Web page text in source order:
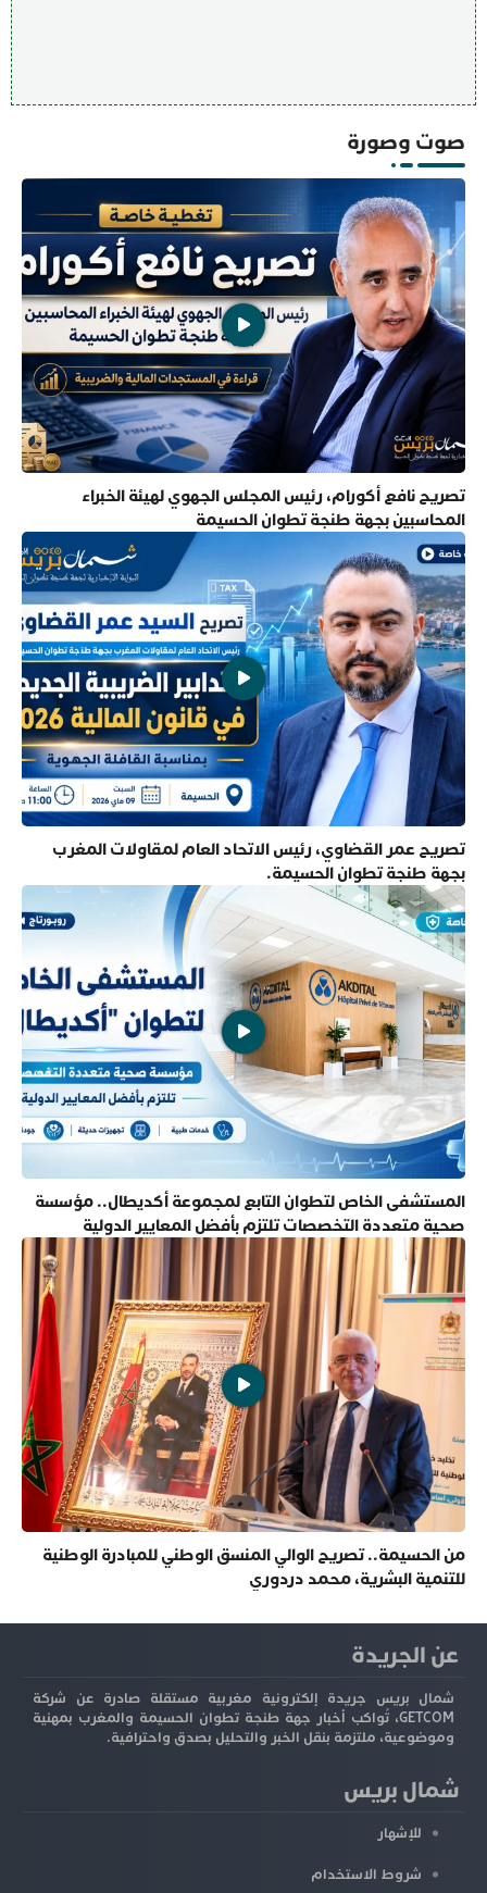
صوت وصورة
تصريح نافع أكورام، رئيس المجلس الجهوي لهيئة الخبراء
المحاسبين بجهة طنجة تطوان الحسيمة
تصريح عمر القضاوي، رئيس الاتحاد العام لمقاولات المغرب
بجهة طنجة تطوان الحسيمة.
المستشفى الخاص لتطوان التابع لمجموعة أكديطال.. مؤسسة
صحية متعددة التخصصات تلتزم بأفضل المعايير الدولية
من الحسيمة.. تصريح الوالي المنسق الوطني للمبادرة الوطنية
للتنمية البشرية، محمد دردوري
عن الجريدة
شمال بريس جريدة إلكترونية مغربية مستقلة صادرة عن شركة
GETCOM، تُواكب أخبار جهة طنجة تطوان الحسيمة والمغرب بمهنية
وموضوعية، ملتزمة بنقل الخبر والتحليل بصدق واحترافية.
شمال بريس
للإشهار
شروط الاستخدام